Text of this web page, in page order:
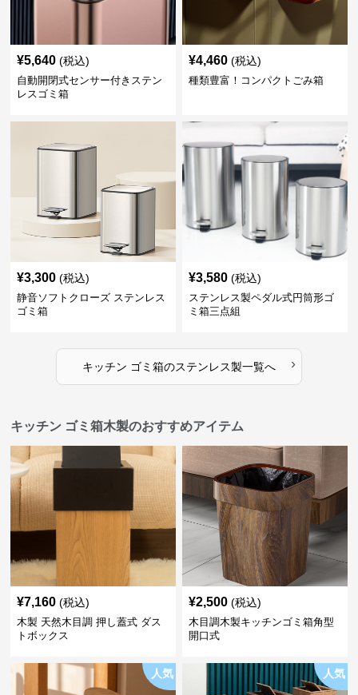
¥5,640 (税込)
自動開閉式センサー付きステン
レスゴミ箱
¥4,460 (税込)
種類豊富！コンパクトごみ箱
¥3,300 (税込)
静音ソフトクローズ ステンレス
ゴミ箱
¥3,580 (税込)
ステンレス製ペダル式円筒形ゴ
ミ箱三点組
キッチン ゴミ箱のステンレス製一覧へ ›
キッチン ゴミ箱木製のおすすめアイテム
¥7,160 (税込)
木製 天然木目調 押し蓋式 ダス
トボックス
¥2,500 (税込)
木目調木製キッチンゴミ箱角型
開口式
人気 人気